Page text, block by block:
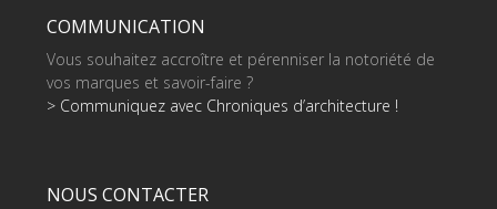
COMMUNICATION
Vous souhaitez accroître et pérenniser la notoriété de
vos marques et savoir-faire ?
> Communiquez avec Chroniques d’architecture !
NOUS CONTACTER